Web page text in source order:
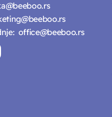
office@beeboo.rs